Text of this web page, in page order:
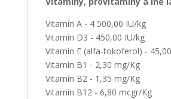
Vitamín A - 4 500,00 IU/kg
Vitamín D3 - 450,00 IU/kg
Vitamín E (alfa-tokoferol) -
Vitamín B1 - 2,30 mg/Kg
Vitamín B2 - 1,35 mg/Kg
Vitamín B12 - 6,80 mcgr/Kg